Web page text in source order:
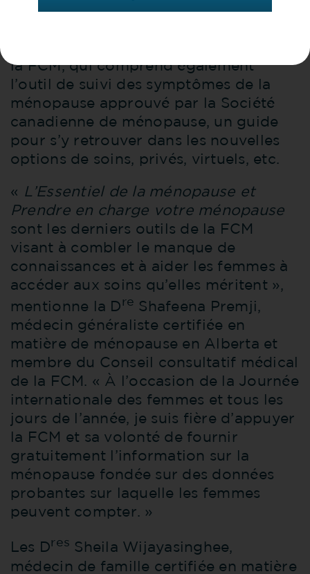
Ces guides sont les plus récents de la
la FCM, qui comprend également
l’outil de suivi des symptômes de la
ménopause approuvé par la Société
canadienne de ménopause, un guide
pour s’y retrouver dans les nouvelles
options de soins, privés, virtuels, etc.
« L’Essentiel de la ménopause et
Prendre en charge votre ménopause
sont les derniers outils de la FCM
visant à combler le manque de
connaissances et à aider les femmes à
accéder aux soins qu’elles méritent »,
mentionne la D re Shafeena Premji,
médecin généraliste certifiée en
matière de ménopause en Alberta et
membre du Conseil consultatif médical
de la FCM. « À l’occasion de la Journée
internationale des femmes et tous les
jours de l’année, je suis fière d’appuyer
la FCM et sa volonté de fournir
gratuitement l’information sur la
ménopause fondée sur des données
probantes sur laquelle les femmes
peuvent compter. »
Les Dres Sheila Wijayasinghee,
médecin de famille certifiée en matière